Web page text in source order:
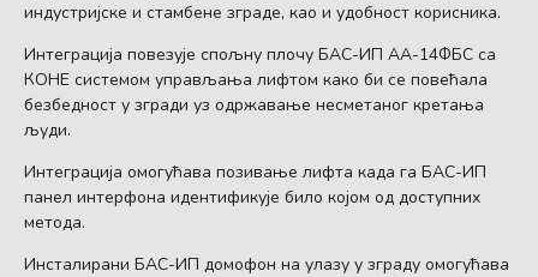
индустријске и стамбене зграде, као и удобност корисника.
Интеграција повезује спољну плочу БАС-ИП АА-14ФБС са
КОНЕ системом управљања лифтом како би се повећала
безбедност у згради уз одржавање несметаног кретања
људи.
Интеграција омогућава позивање лифта када га БАС-ИП
панел интерфона идентификује било којом од доступних
метода.
Инсталирани БАС-ИП домофон на улазу у зграду омогућава